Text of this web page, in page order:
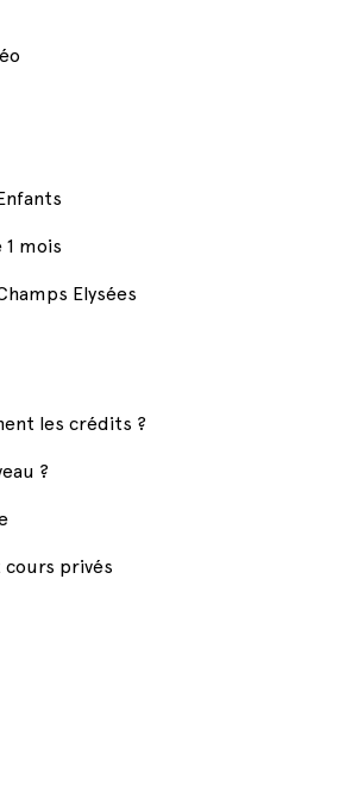
1 mois
Elysées
les crédits ?
?
cours privés